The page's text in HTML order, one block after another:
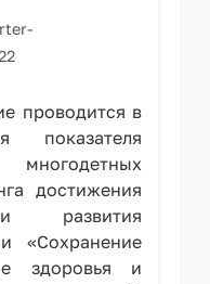
-
проводится в
показателя
достижения
развития
«Сохранение
здоровья и